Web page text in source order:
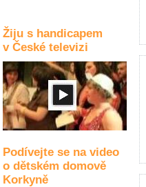
Žiju s handicapem
v České televizi
Podívejte se na video
o dětském domově
Korkyně